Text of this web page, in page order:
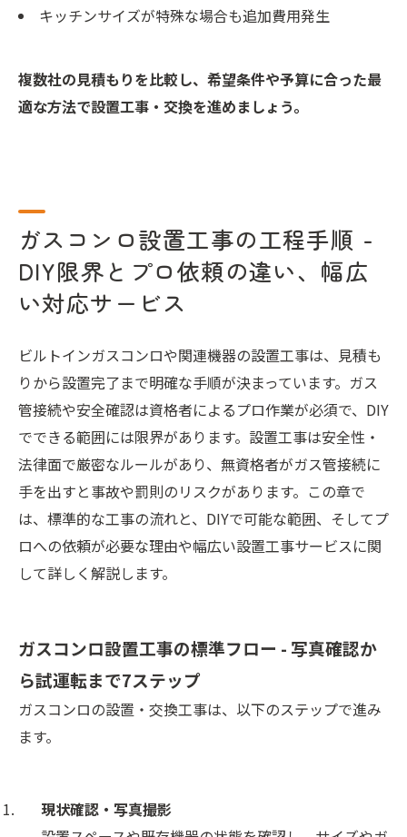
キッチンサイズが特殊な場合も追加費用発生
複数社の見積もりを比較し、希望条件や予算に合った最
適な方法で設置工事・交換を進めましょう。
ガスコンロ設置工事の工程手順 -
DIY限界とプロ依頼の違い、幅広
い対応サービス
ビルトインガスコンロや関連機器の設置工事は、見積も
りから設置完了まで明確な手順が決まっています。ガス
管接続や安全確認は資格者によるプロ作業が必須で、DIY
でできる範囲には限界があります。設置工事は安全性・
法律面で厳密なルールがあり、無資格者がガス管接続に
手を出すと事故や罰則のリスクがあります。この章で
は、標準的な工事の流れと、DIYで可能な範囲、そしてプ
ロへの依頼が必要な理由や幅広い設置工事サービスに関
して詳しく解説します。
ガスコンロ設置工事の標準フロー - 写真確認か
ら試運転まで7ステップ
ガスコンロの設置・交換工事は、以下のステップで進み
ます。
現状確認・写真撮影